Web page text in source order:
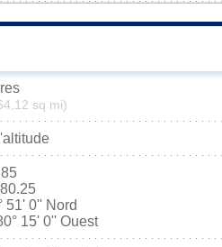
sq mi)
51' 0'' Nord
15' 0'' Ouest